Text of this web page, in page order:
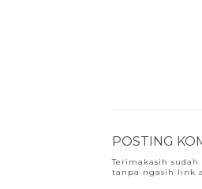
POSTING
Terimakasih
tanpa ngasih link